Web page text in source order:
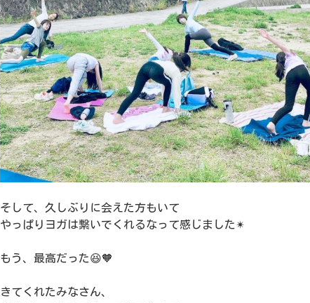
そして、久しぶりに会えた方もいて
やっぱりヨガは繋いでくれるなって感じました✴︎
もう、最高だった😆🧡
きてくれたみなさん、